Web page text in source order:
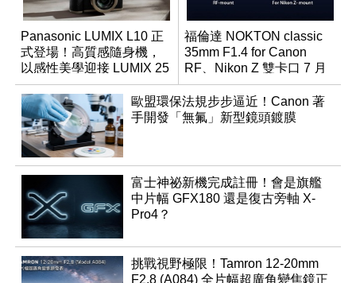
Panasonic LUMIX L10 正
式登場！高質感隨身機，
以感性美學迎接 LUMIX 25
週年
福倫達 NOKTON classic
35mm F1.4 for Canon
RF、Nikon Z 雙卡口 7 月
同步登台
歐盟環保法規步步逼近！Canon 著
手開發「無氟」新型鏡頭鍍膜
富士神祕新機完成註冊！會是旗艦
中片幅 GFX180 還是復古旁軸 X-
Pro4？
挑戰視野極限！Tamron 12-20mm
F2.8 (A084) 全片幅超廣角變焦鏡正